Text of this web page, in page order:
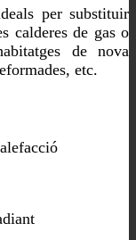
per substituir
calderes de gas o
de nova
etc.